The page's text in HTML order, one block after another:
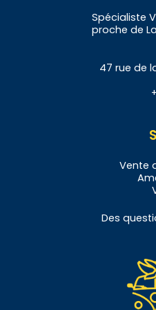
Spécialiste
proche de
47 rue de
Vente
Des